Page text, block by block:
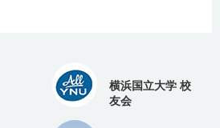
横浜国立大学 校
友会